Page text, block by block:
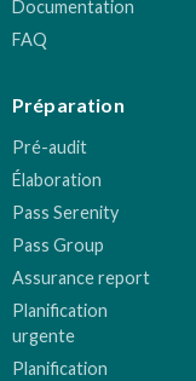
Documentation
FAQ
Préparation
Pré-audit
Élaboration
Pass Serenity
Pass Group
Assurance report
Planification
urgente
Planification